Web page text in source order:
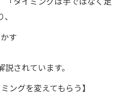
す
されています。
ングを変えてもらう】